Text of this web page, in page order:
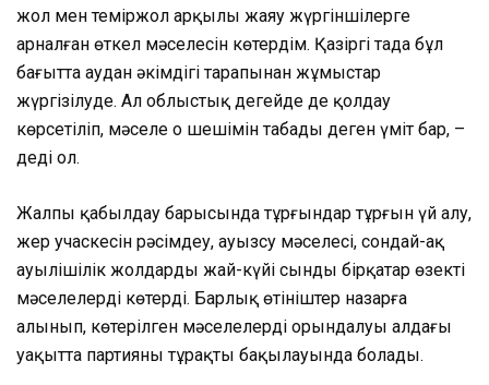
жол мен теміржол арқылы жаяу жүргіншілерге
арналған өткел мәселесін көтердім. Қазіргі таңда бұл
бағытта аудан әкімдігі тарапынан жұмыстар
жүргізілуде. Ал облыстық деңгейде де қолдау
көрсетіліп, мәселе оң шешімін табады деген үміт бар, –
деді ол.
Жалпы қабылдау барысында тұрғындар тұрғын үй алу,
жер учаскесін рәсімдеу, ауызсу мәселесі, сондай-ақ
ауылішілік жолдардың жай-күйі сынды бірқатар өзекті
мәселелерді көтерді. Барлық өтініштер назарға
алынып, көтерілген мәселелердің орындалуы алдағы
уақытта партияның тұрақты бақылауында болады.